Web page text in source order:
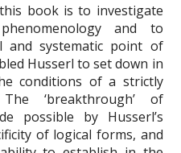
book is to investigate
and to
and systematic point of
Husserl to set down in
conditions of a strictly
‘breakthrough’ of
possible by Husserl’s
of logical forms, and